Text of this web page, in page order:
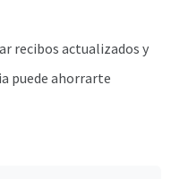
recibos actualizados y
puede ahorrarte